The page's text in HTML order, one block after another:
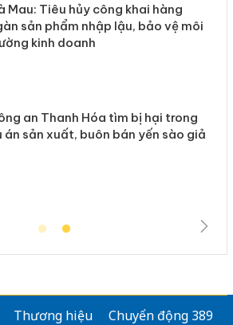
Mau: Tiêu hủy công khai hàng
sản phẩm nhập lậu, bảo vệ môi
kinh doanh
an Thanh Hóa tìm bị hại trong
án sản xuất, buôn bán yến sào giả
Thương hiệu
Chuyển động 389